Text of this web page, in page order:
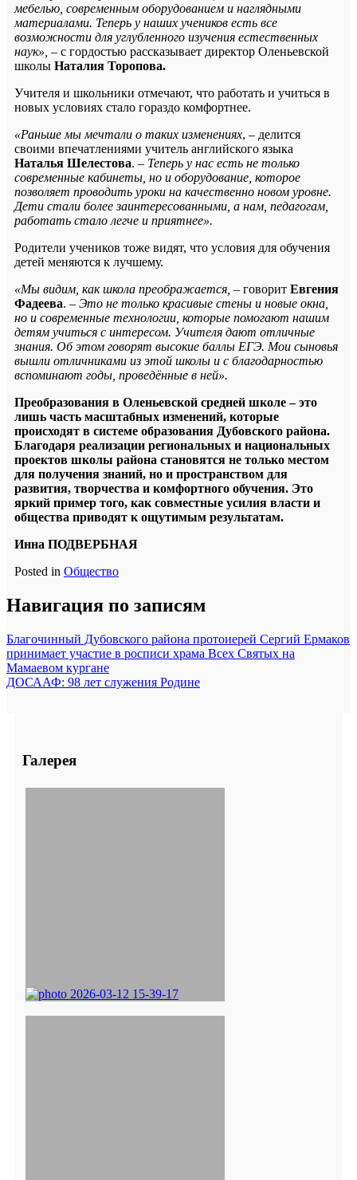
мебелью, современным оборудованием и наглядными
материалами. Теперь у наших учеников есть все
возможности для углубленного изучения естественных
наук», – с гордостью рассказывает директор Оленьевской
школы Наталия Торопова.
Учителя и школьники отмечают, что работать и учиться в
новых условиях стало гораздо комфортнее.
«Раньше мы мечтали о таких изменениях, – делится
своими впечатлениями учитель английского языка
Наталья Шелестова. – Теперь у нас есть не только
современные кабинеты, но и оборудование, которое
позволяет проводить уроки на качественно новом уровне.
Дети стали более заинтересованными, а нам, педагогам,
работать стало легче и приятнее».
Родители учеников тоже видят, что условия для обучения
детей меняются к лучшему.
«Мы видим, как школа преображается, – говорит Евгения
Фадеева. – Это не только красивые стены и новые окна,
но и современные технологии, которые помогают нашим
детям учиться с интересом. Учителя дают отличные
знания. Об этом говорят высокие баллы ЕГЭ. Мои сыновья
вышли отличниками из этой школы и с благодарностью
вспоминают годы, проведённые в ней».
Преобразования в Оленьевской средней школе – это
лишь часть масштабных изменений, которые
происходят в системе образования Дубовского района.
Благодаря реализации региональных и национальных
проектов школы района становятся не только местом
для получения знаний, но и пространством для
развития, творчества и комфортного обучения. Это
яркий пример того, как совместные усилия власти и
общества приводят к ощутимым результатам.
Инна ПОДВЕРБНАЯ
Posted in Общество
Навигация по записям
Благочинный Дубовского района протоиерей Сергий Ермаков
принимает участие в росписи храма Всех Святых на
Мамаевом кургане
ДОСААФ: 98 лет служения Родине
Галерея